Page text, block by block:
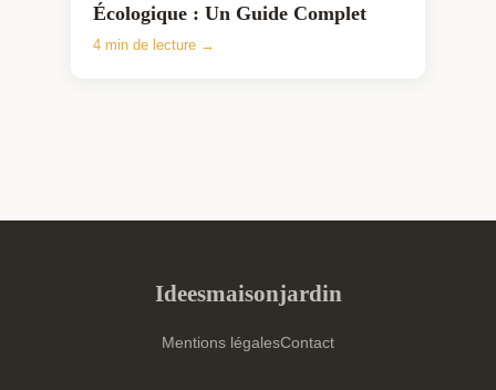
Écologique : Un Guide Complet
4 min de lecture →
Ideesmaisonjardin
Mentions légalesContact